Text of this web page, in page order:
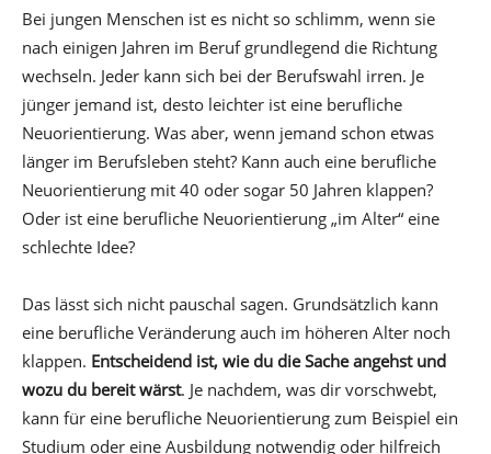
Bei jungen Menschen ist es nicht so schlimm, wenn sie
nach einigen Jahren im Beruf grundlegend die Richtung
wechseln. Jeder kann sich bei der Berufswahl irren. Je
jünger jemand ist, desto leichter ist eine berufliche
Neuorientierung. Was aber, wenn jemand schon etwas
länger im Berufsleben steht? Kann auch eine berufliche
Neuorientierung mit 40 oder sogar 50 Jahren klappen?
Oder ist eine berufliche Neuorientierung „im Alter“ eine
schlechte Idee?
Das lässt sich nicht pauschal sagen. Grundsätzlich kann
eine berufliche Veränderung auch im höheren Alter noch
klappen. Entscheidend ist, wie du die Sache angehst und
wozu du bereit wärst. Je nachdem, was dir vorschwebt,
kann für eine berufliche Neuorientierung zum Beispiel ein
Studium oder eine Ausbildung notwendig oder hilfreich